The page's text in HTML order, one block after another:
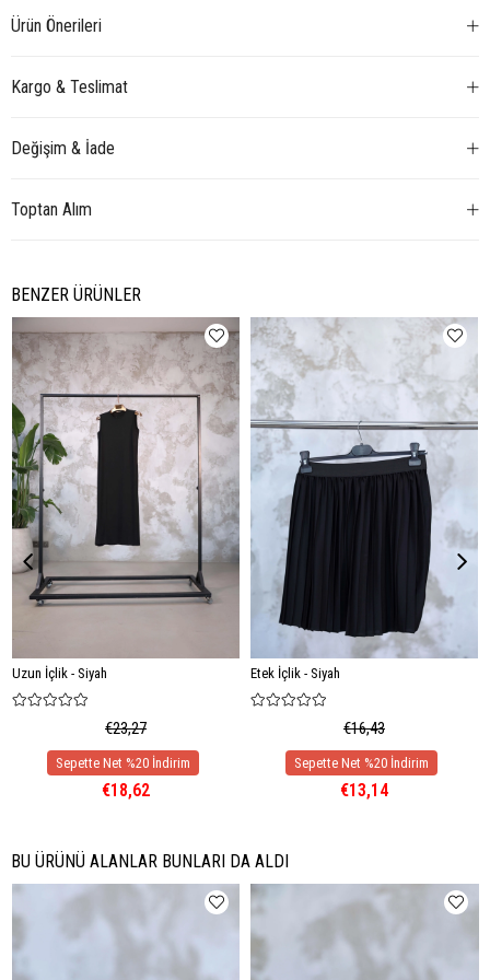
Ürün Önerileri
Kargo & Teslimat
Değişim & İade
Toptan Alım
BENZER ÜRÜNLER
Uzun İçlik - Siyah
€23,27
€18,62
Etek İçlik - Siyah
€16,43
€13,14
BU ÜRÜNÜ ALANLAR BUNLARI DA ALDI